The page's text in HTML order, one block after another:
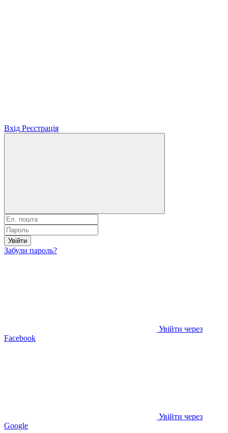
Вхід Реєстрація
Увійти
Забули пароль?
Увійти через
Facebook
Увійти через
Google